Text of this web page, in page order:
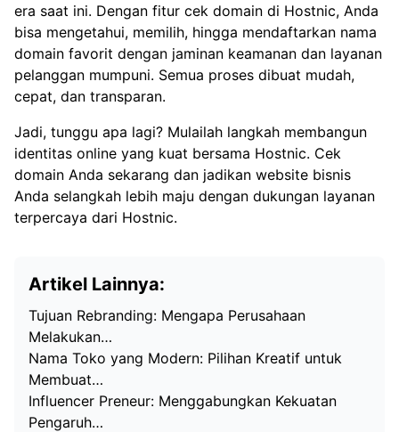
era saat ini. Dengan fitur cek domain di Hostnic, Anda
bisa mengetahui, memilih, hingga mendaftarkan nama
domain favorit dengan jaminan keamanan dan layanan
pelanggan mumpuni. Semua proses dibuat mudah,
cepat, dan transparan.
Jadi, tunggu apa lagi? Mulailah langkah membangun
identitas online yang kuat bersama Hostnic. Cek
domain Anda sekarang dan jadikan website bisnis
Anda selangkah lebih maju dengan dukungan layanan
terpercaya dari Hostnic.
Artikel Lainnya:
Tujuan Rebranding: Mengapa Perusahaan
Melakukan…
Nama Toko yang Modern: Pilihan Kreatif untuk
Membuat…
Influencer Preneur: Menggabungkan Kekuatan
Pengaruh…